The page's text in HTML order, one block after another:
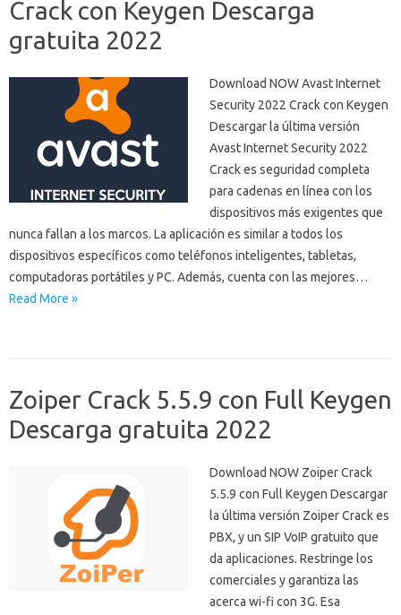
Crack con Keygen Descarga
gratuita 2022
Download NOW Avast Internet
Security 2022 Crack con Keygen
Descargar la última versión
Avast Internet Security 2022
Crack es seguridad completa
para cadenas en línea con los
dispositivos más exigentes que
nunca fallan a los marcos. La aplicación es similar a todos los
dispositivos específicos como teléfonos inteligentes, tabletas,
computadoras portátiles y PC. Además, cuenta con las mejores…
Read More »
Zoiper Crack 5.5.9 con Full Keygen
Descarga gratuita 2022
Download NOW Zoiper Crack
5.5.9 con Full Keygen Descargar
la última versión Zoiper Crack es
PBX, y un SIP VoIP gratuito que
da aplicaciones. Restringe los
comerciales y garantiza las
acerca wi-fi con 3G. Esa